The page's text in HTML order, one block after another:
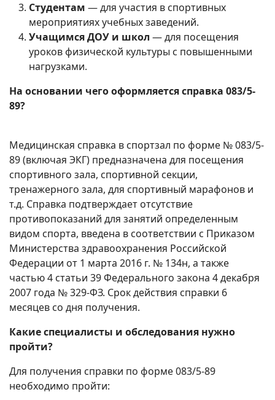
Студентам — для участия в спортивных
мероприятиях учебных заведений.
Учащимся ДОУ и школ — для посещения
уроков физической культуры с повышенными
нагрузками.
На основании чего оформляется справка 083/5-
89?
Медицинская справка в спортзал по форме № 083/5-
89 (включая ЭКГ) предназначена для посещения
спортивного зала, спортивной секции,
тренажерного зала, для спортивный марафонов и
т.д. Справка подтверждает отсутствие
противопоказаний для занятий определенным
видом спорта, введена в соответствии с Приказом
Министерства здравоохранения Российской
Федерации от 1 марта 2016 г. № 134н, а также
частью 4 статьи 39 Федерального закона 4 декабря
2007 года № 329-ФЗ. Срок действия справки 6
месяцев со дня получения.
Какие специалисты и обследования нужно
пройти?
Для получения справки по форме 083/5-89
необходимо пройти: